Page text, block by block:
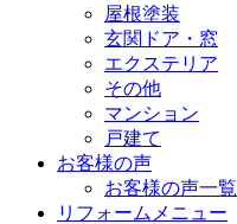
屋根塗装
玄関ドア・窓
エクステリア
その他
マンション
戸建て
お客様の声
お客様の声一覧
リフォームメニュー